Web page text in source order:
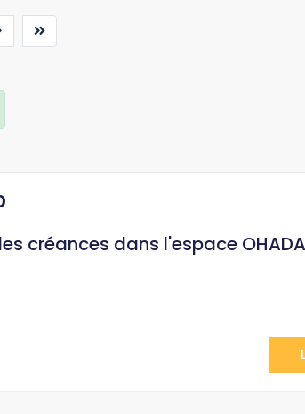
créances dans l'espace OHADA